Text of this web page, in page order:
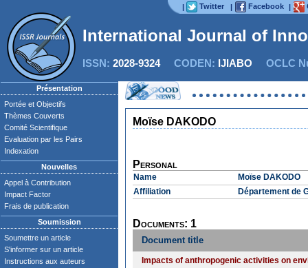
| Twitter | Facebook |
International Journal of
ISSN: 2028-9324CODEN: IJIABO OCLC
Présentation
Portée et Objectifs
Thèmes Couverts
Comité Scientifique
Evaluation par les Pairs
Indexation
Nouvelles
Appel à Contribution
Impact Factor
Frais de publication
Soumission
Soumettre un article
S'informer sur un article
Instructions aux auteurs
Moïse DAKODO
Personal
Name
Moïse DAKODO
Affiliation
Département de
Documents: 1
Document title
Impacts of anthropogenic activities on